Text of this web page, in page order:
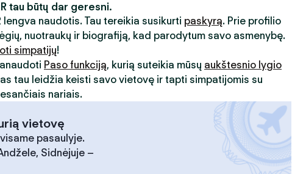
tau būtų dar geresni.
lengva naudotis. Tau tereikia susikurti paskyrą. Prie profilio
nuotraukų ir biografiją, kad parodytum savo asmenybę.
simpatijų!
Paso funkciją, kurią suteikia mūsų aukštesnio lygio
tau leidžia keisti savo vietovę ir tapti simpatijomis su
nariais.
vietovę
pasaulyje.
Sidnėjuje –